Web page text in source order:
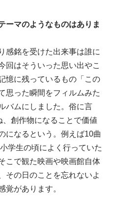
ーマのようなものはありま
感銘を受けた出来事は誰に
回はそういった思い出やこ
憶に残っているもの「この
思った瞬間をフィルムみた
バムにしました。俗に言
、創作物になることで価値
になるという。例えば10曲
学生の頃によく行っていた
こで観た映画や映画館自体
その日のことを忘れないよ
覚があります。